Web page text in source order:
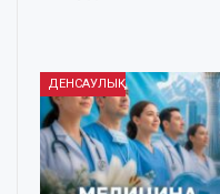
ДЕНСАУЛЫҚ